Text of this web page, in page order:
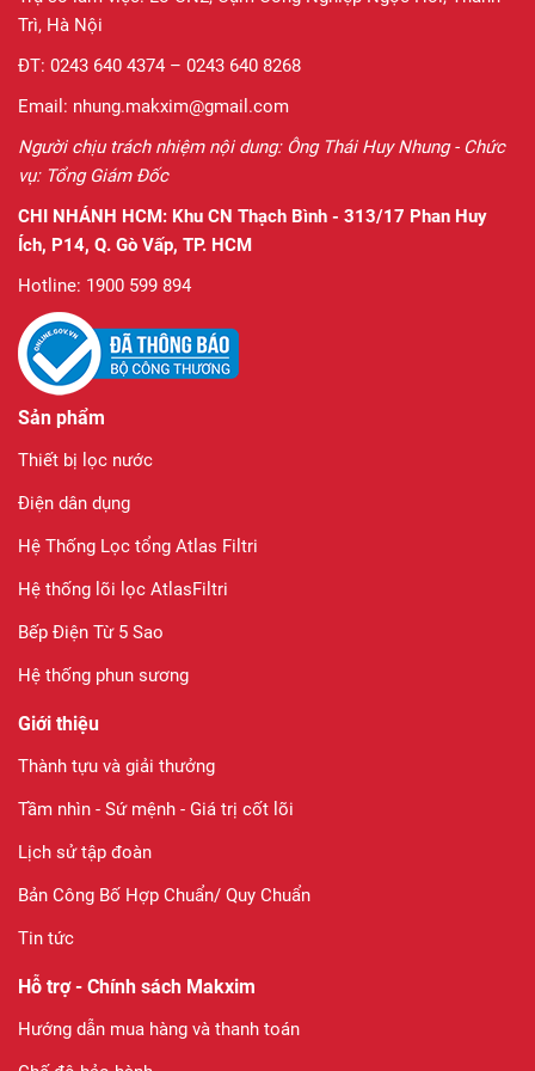
Trì, Hà Nội
ĐT: 0243 640 4374 – 0243 640 8268
Email: nhung.makxim@gmail.com
Người chịu trách nhiệm nội dung: Ông Thái Huy Nhung - Chức
vụ: Tổng Giám Đốc
CHI NHÁNH HCM: Khu CN Thạch Bình - 313/17 Phan Huy
Ích, P14, Q. Gò Vấp, TP. HCM
Hotline: 1900 599 894
Sản phẩm
Thiết bị lọc nước
Điện dân dụng
Hệ Thống Lọc tổng Atlas Filtri
Hệ thống lõi lọc AtlasFiltri
Bếp Điện Từ 5 Sao
Hệ thống phun sương
Giới thiệu
Thành tựu và giải thưởng
Tầm nhìn - Sứ mệnh - Giá trị cốt lõi
Lịch sử tập đoàn
Bản Công Bố Hợp Chuẩn/ Quy Chuẩn
Tin tức
Hỗ trợ - Chính sách Makxim
Hướng dẫn mua hàng và thanh toán